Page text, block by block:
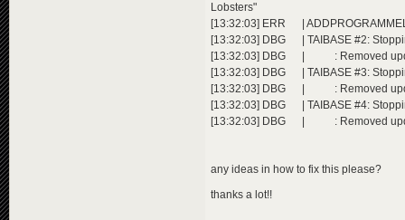
Lobsters"
[13:32:03] ERR |
[13:32:03] DBG | TAIBASE #2:
[13:32:03] DBG | : Removed
[13:32:03] DBG | TAIBASE #3:
[13:32:03] DBG | : Removed
[13:32:03] DBG | TAIBASE #4:
[13:32:03] DBG | : Removed
any ideas in how to fix this please?
thanks a lot!!